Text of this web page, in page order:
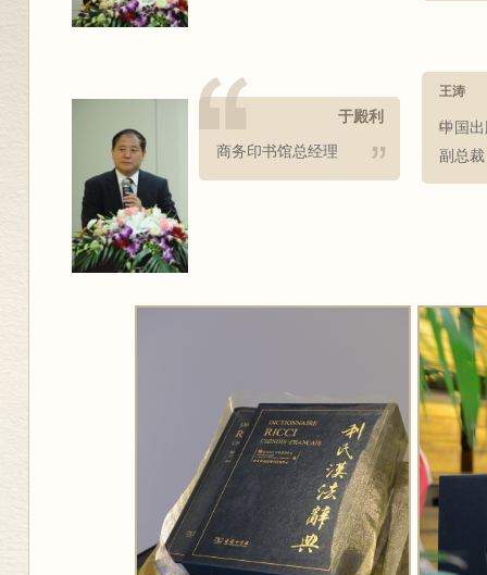
于殿利
商务印书馆总经理
王涛
中国
副总裁